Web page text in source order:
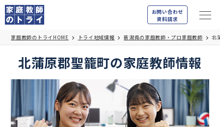
お問い合わせ
資料請求
家庭教師のトライHOME トライ地域情報 新潟県の家庭教師・プロ家庭教師 北
北蒲原郡聖籠町の家庭教師情報